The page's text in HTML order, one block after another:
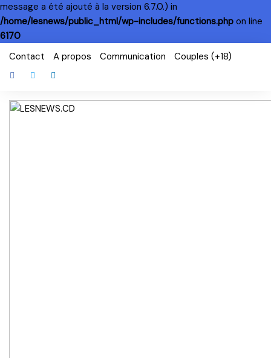
message a été ajouté à la version 6.7.0.) in
/home/lesnews/public_html/wp-includes/functions.php on line
6170
Skip
content
Contact A propos Communication Couples (+18)